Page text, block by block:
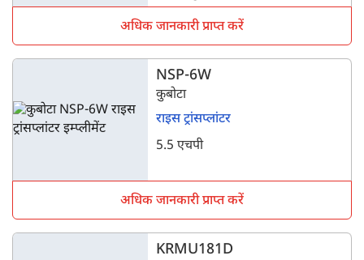
अधिक जानकारी प्राप्त करें
NSP-6W
कुबोटा
राइस ट्रांसप्लांटर
5.5 एचपी
अधिक जानकारी प्राप्त करें
KRMU181D